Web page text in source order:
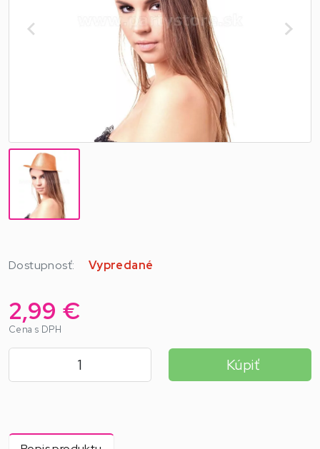
Dostupnosť: Vypredané
2,99 €
Cena s DPH
Kúpiť